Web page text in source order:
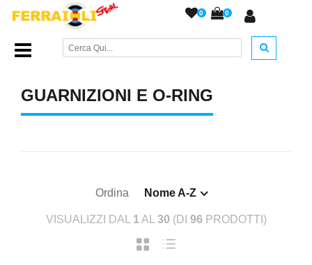
0 0
Home Page/RICAMBI/Guarnizioni e O-Ring/
GUARNIZIONI E O-RING
Ordina Nome A-Z
VISUALIZZI DAL 1 AL 30 (DI 96 PRODOTTI)